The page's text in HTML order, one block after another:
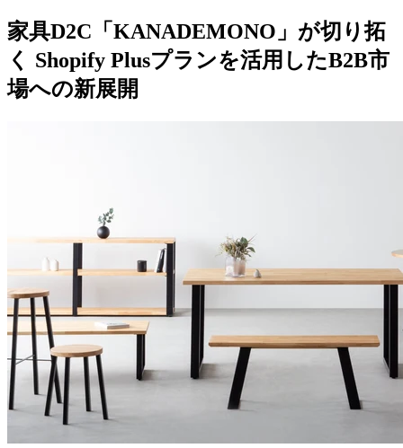
家具D2C「KANADEMONO」が切り拓
く Shopify Plusプランを活用したB2B市
場への新展開